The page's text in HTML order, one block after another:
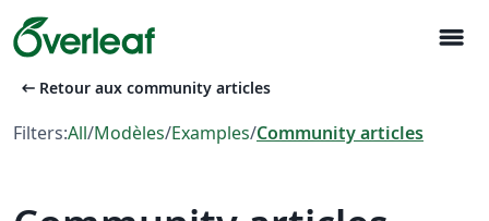
menu
arrow_left_alt Retour aux community articles
Filters:All/Modèles/Examples/Community articles